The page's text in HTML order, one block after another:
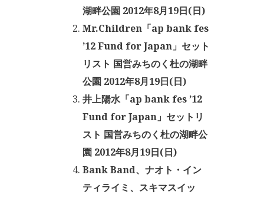
湖畔公園 2012年8月19日(日)
Mr.Children「ap bank fes
’12 Fund for Japan」セット
リスト 国営みちのく杜の湖畔
公園 2012年8月19日(日)
井上陽水「ap bank fes ’12
Fund for Japan」セットリ
スト 国営みちのく杜の湖畔公
園 2012年8月19日(日)
Bank Band、ナオト・イン
ティライミ、スキマスイッ